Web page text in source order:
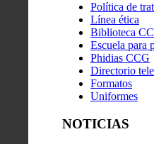
Política de
Línea ética
Biblioteca
Escuela para
Phidias CCG
Directorio
Formatos
Uniformes
NOTICIAS